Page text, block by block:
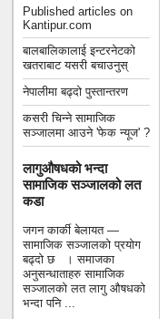
Published articles on
Kantipur.com
बालबालिकालाई इन्टरनेटको
खतराबाट यसरी बचाउनुस्
नेपालीमा बढ्दो पुस्तान्तरण
कसरी चिन्ने सामाजिक
सञ्जालमा आउने 'फेक न्यूज' ?
लागुऔषधको भन्दा
सामाजिक सञ्जालको लत
कडा
जगन कार्की बेलायत —
सामाजिक सञ्जालको प्रयोग
बढ्दो छ । समाजका
अनुसन्धाताहरु सामाजिक
सञ्जालको लत लागु औषधको
भन्दा पनि ...